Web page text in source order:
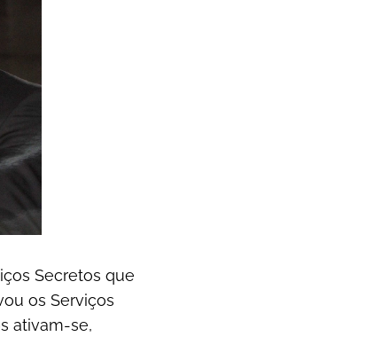
Secretos que
os Serviços
ativam-se,